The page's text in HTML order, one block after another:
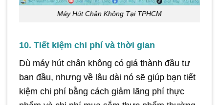
Máy Hút Chân Không Tại TPHCM
10. Tiết kiệm chi phí và thời gian
Dù máy hút chân không có giá thành đầu tư
ban đầu, nhưng về lâu dài nó sẽ giúp bạn tiết
kiệm chi phí bằng cách giảm lãng phí thực